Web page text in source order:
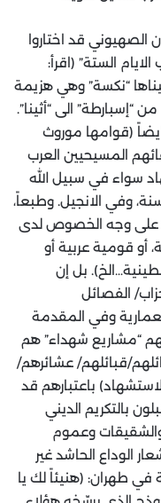
الصهيوني قد اختاروا
الستة” (اقرأ:
“نكسة” وهي هزيمة
“إسبارطة” الى “أثينا”.
(قوامها موروث
المسيحيين العرب
سواء في سبيل الله
وفي الانجيل. وطبعاً،
على وجه الخصوص لدى
أو قومية عربية أو
بل إن
الفصائل
وفي المقدمة
“مشاريع شهداء” هم
قبائلهم/ عشائرهم/
باعتبارهم قد
بالتكريم الديني
وعموم
الوداع الحاشد غير
في طهران: (هنيئاً لك يا